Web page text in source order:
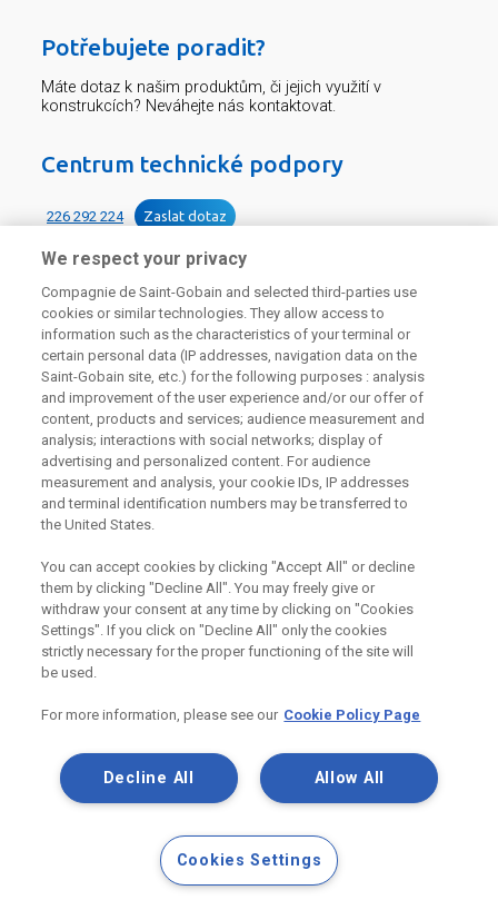
Potřebujete poradit?
Máte dotaz k našim produktům, či jejich využití v
konstrukcích? Neváhejte nás kontaktovat.
Centrum technické podpory
226 292 224 Zaslat dotaz
Odebírejte náš newsletter
Užitečné odkazy
Právní Podmínky
Souhlas se zpracováním osobních údajů a cookies
účelům
Saint-Gobain Construction Products
CZ a.s., IČ:25029673, se sídlem
00
We respect your privacy
Compagnie de Saint-Gobain and selected third-parties use
cookies or similar technologies. They allow access to
information such as the characteristics of your terminal or
certain personal data (IP addresses, navigation data on the
Saint-Gobain site, etc.) for the following purposes : analysis
and improvement of the user experience and/or our offer of
content, products and services; audience measurement and
analysis; interactions with social networks; display of
advertising and personalized content. For audience
measurement and analysis, your cookie IDs, IP addresses
and terminal identification numbers may be transferred to
the United States.
You can accept cookies by clicking "Accept All" or decline
them by clicking "Decline All". You may freely give or
withdraw your consent at any time by clicking on "Cookies
Settings". If you click on "Decline All" only the cookies
strictly necessary for the proper functioning of the site will
be used.
For more information, please see our Cookie Policy Page
Allow All
Decline All
Cookies Settings